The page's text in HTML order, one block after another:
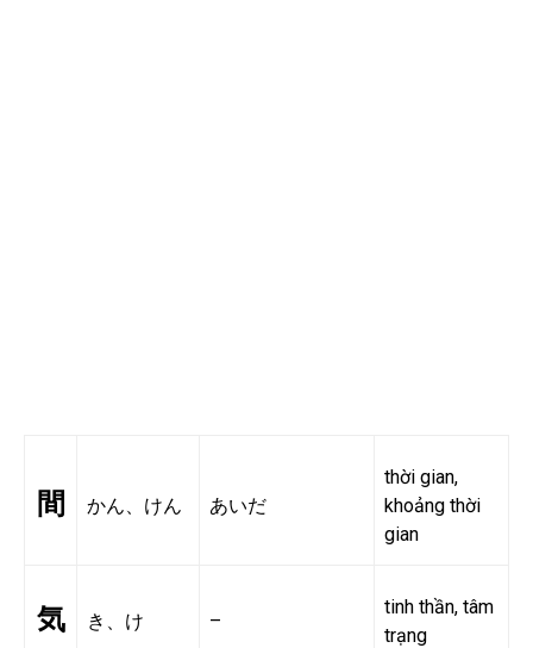
間 かん、けん あいだ
thời gian,
khoảng thời
gian
気 き、け –
tinh thần, tâm
trạng